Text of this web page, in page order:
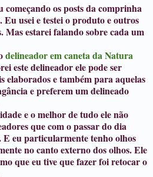
começando os posts da comprinha
Eu usei e testei o produto e outros
Mas estarei falando sobre cada um
delineador em caneta da Natura
este delineador ele pode ser
elaborados e também para aquelas
e preferem um delineado
e o melhor de tudo ele não
que com o passar do dia
eu particularmente tenho olhos
no canto externo dos olhos. Ele
que eu tive que fazer foi retocar o